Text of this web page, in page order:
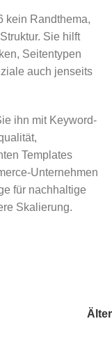
kein Randthema,
Sie hilft
Seitentypen
auch jenseits
ihn mit Keyword-
Templates
Unternehmen
für nachhaltige
Skalierung.
Älter